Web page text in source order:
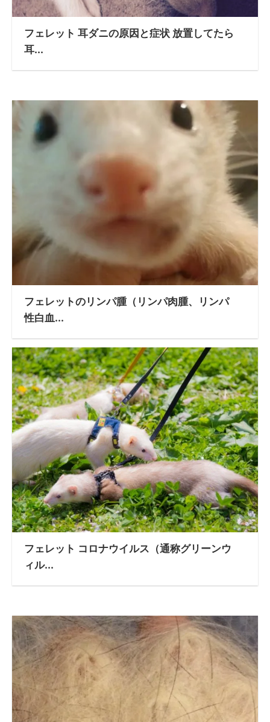
フェレット 耳ダニの原因と症状 放置してたら
耳...
フェレットのリンパ腫（リンパ肉腫、リンパ
性白血...
フェレット コロナウイルス（通称グリーンウ
ィル...